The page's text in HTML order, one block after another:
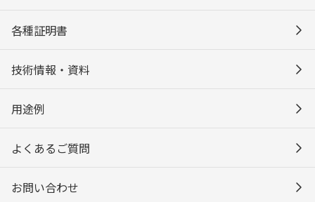
各種証明書
技術情報・資料
用途例
よくあるご質問
お問い合わせ